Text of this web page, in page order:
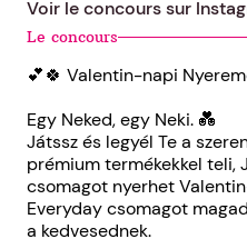
Voir le concours sur
Le concours
💕🍀 Valentin-napi
Egy Neked, egy Neki. 💑
Játssz és legyél Te a
prémium termékekkel teli,
csomagot nyerhet
Everyday csomagot
a kedvesednek.